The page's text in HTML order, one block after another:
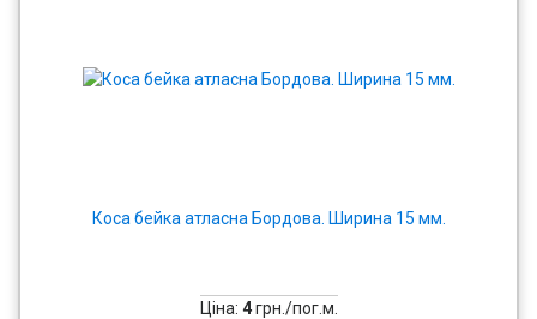
Коса бейка атласна Бордова. Ширина 15 мм.
Ціна: 4грн./пог.м.